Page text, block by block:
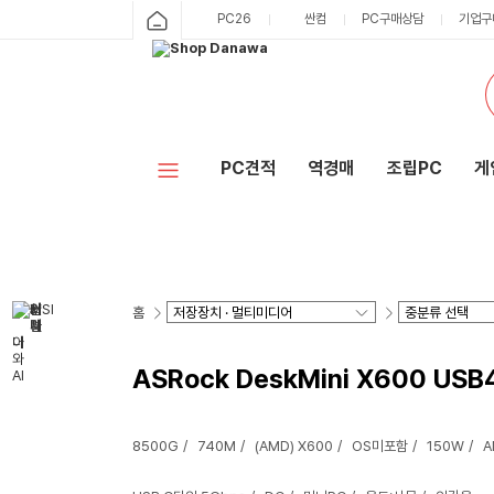
PC26 싼컴 PC구매상담 기업
PC견적 역경매 조립PC 게
홈
ASRock DeskMini X600
8500G 740M (AMD) X600 OS미포함 150W